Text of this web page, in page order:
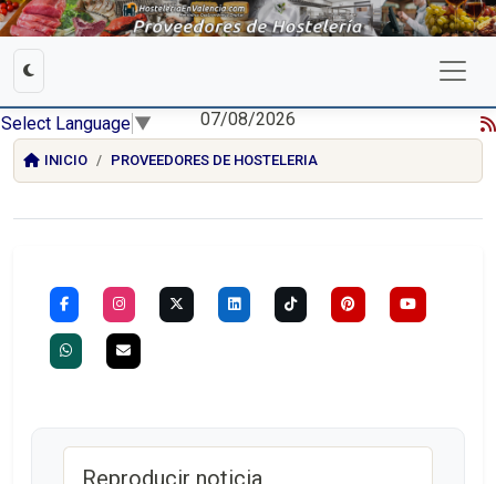
Select Language ▼ 07/08/2026
INICIO PROVEEDORES DE HOSTELERIA
Reproducir noticia